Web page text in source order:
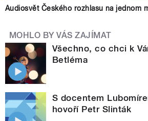
Audiosvět Českého rozhlasu na jednom
MOHLO BY VÁS ZAJÍMAT
Všechno, co chci k
Betléma
S docentem
hovoří Petr Slinták